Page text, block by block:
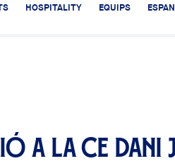
HOSPITALITY EQUIPS
a la CE Dani